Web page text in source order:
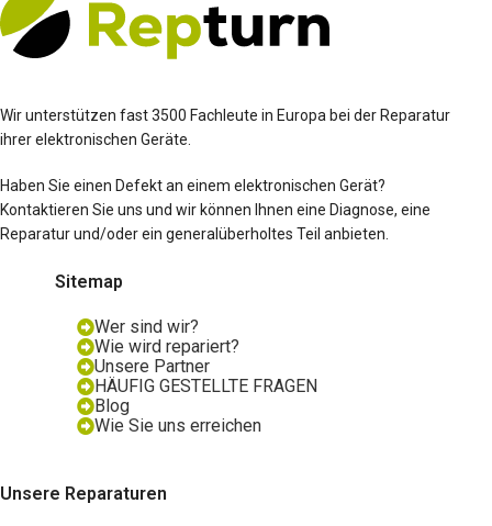
Wir unterstützen fast 3500 Fachleute in Europa bei der Reparatur
ihrer elektronischen Geräte.
Haben Sie einen Defekt an einem elektronischen Gerät?
Kontaktieren Sie uns und wir können Ihnen eine Diagnose, eine
Reparatur und/oder ein generalüberholtes Teil anbieten.
Sitemap
Wer sind wir?
Wie wird repariert?
Unsere Partner
HÄUFIG GESTELLTE FRAGEN
Blog
Wie Sie uns erreichen
Unsere Reparaturen